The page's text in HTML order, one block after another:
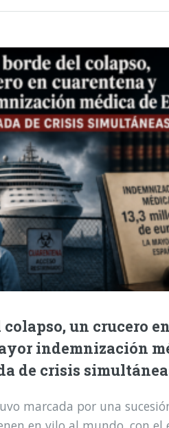
un crucero en
indemnización
de crisis
marcada por una